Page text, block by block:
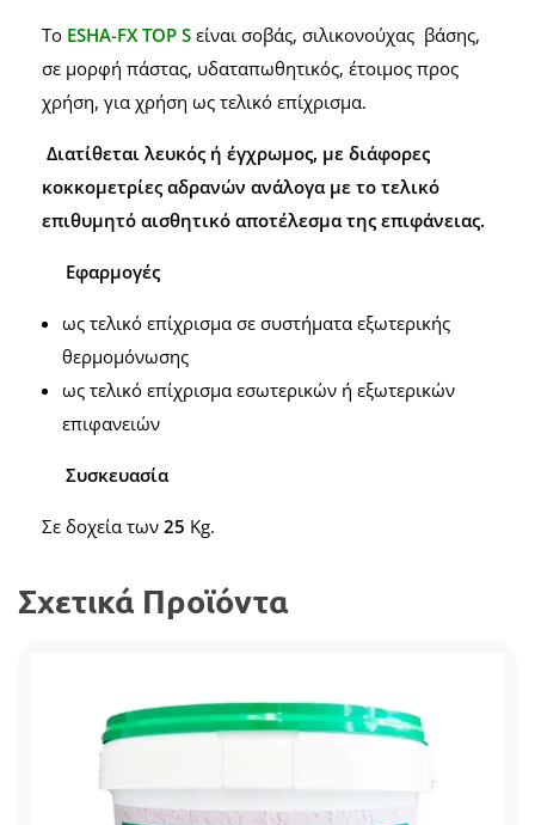
Το ESHA-FX TOP S είναι σοβάς, σιλικονούχας βάσης,
σε μορφή πάστας, υδαταπωθητικός, έτοιμος προς
χρήση, για χρήση ως τελικό επίχρισμα.
Διατίθεται λευκός ή έγχρωμος, με διάφορες
κοκκομετρίες αδρανών ανάλογα με το τελικό
επιθυμητό αισθητικό αποτέλεσμα της επιφάνειας.
Εφαρμογές
ως τελικό επίχρισμα σε συστήματα εξωτερικής
θερμομόνωσης
ως τελικό επίχρισμα εσωτερικών ή εξωτερικών
επιφανειών
Συσκευασία
Σε δοχεία των 25 Kg.
Σχετικά Προϊόντα